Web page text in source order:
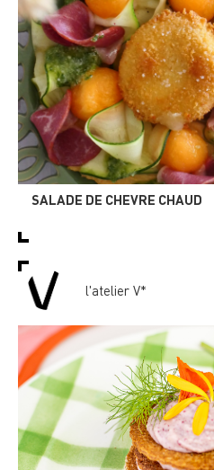
SALADE DE CHEVRE CHAUD
l'atelier V*